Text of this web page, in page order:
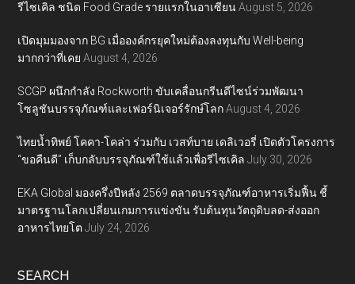
รีไซเคิล ชนิด Food Grade รายแรกในอาเซียน August 5, 2026
เปิดมุมมองจาก BG เมื่อองค์กรยุคใหม่ต้องลงทุนกับ Well-being
มากกว่าที่เคย August 4, 2026
SCGP ผนึกกำลัง Rockworth ขับเคลื่อนกรีนดีไซน์ร่วมพัฒนา
โซลูชันบรรจุภัณฑ์และเฟอร์นิเจอร์รักษ์โลก August 4, 2026
ไทยน้ำทิพย์ โคคา-โคล่า ร่วมกับ เวสท์บาย เดลิเวอรี่ เปิดตัวโครงการ
“ขอคืนดี” เก็บกลับบรรจุภัณฑ์ใช้แล้วเพื่อรีไซเคิล July 30, 2026
EKA Global มองครึ่งปีหลัง 2569 ตลาดบรรจุภัณฑ์อาหารเริ่มฟื้น ชี้
มาตรฐานโลกเปลี่ยนเกมการแข่งขัน รับต้นทุนวัตถุดิบลด-ส่งออก
อาหารไทยโต July 24, 2026
SEARCH